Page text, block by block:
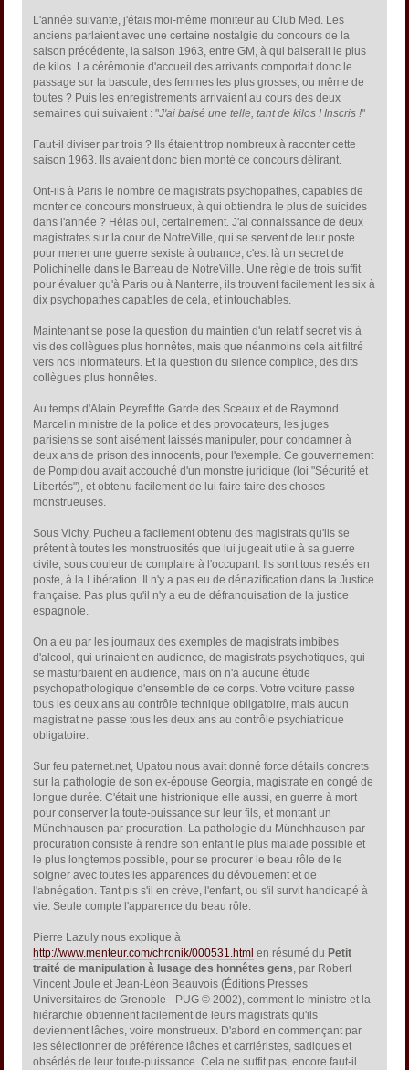
L'année suivante, j'étais moi-même moniteur au Club Med. Les
anciens parlaient avec une certaine nostalgie du concours de la
saison précédente, la saison 1963, entre GM, à qui baiserait le plus
de kilos. La cérémonie d'accueil des arrivants comportait donc le
passage sur la bascule, des femmes les plus grosses, ou même de
toutes ? Puis les enregistrements arrivaient au cours des deux
semaines qui suivaient : "J'ai baisé une telle, tant de kilos ! Inscris !"
Faut-il diviser par trois ? Ils étaient trop nombreux à raconter cette
saison 1963. Ils avaient donc bien monté ce concours délirant.
Ont-ils à Paris le nombre de magistrats psychopathes, capables de
monter ce concours monstrueux, à qui obtiendra le plus de suicides
dans l'année ? Hélas oui, certainement. J'ai connaissance de deux
magistrates sur la cour de NotreVille, qui se servent de leur poste
pour mener une guerre sexiste à outrance, c'est là un secret de
Polichinelle dans le Barreau de NotreVille. Une règle de trois suffit
pour évaluer qu'à Paris ou à Nanterre, ils trouvent facilement les six à
dix psychopathes capables de cela, et intouchables.
Maintenant se pose la question du maintien d'un relatif secret vis à
vis des collègues plus honnêtes, mais que néanmoins cela ait filtré
vers nos informateurs. Et la question du silence complice, des dits
collègues plus honnêtes.
Au temps d'Alain Peyrefitte Garde des Sceaux et de Raymond
Marcelin ministre de la police et des provocateurs, les juges
parisiens se sont aisément laissés manipuler, pour condamner à
deux ans de prison des innocents, pour l'exemple. Ce gouvernement
de Pompidou avait accouché d'un monstre juridique (loi "Sécurité et
Libertés"), et obtenu facilement de lui faire faire des choses
monstrueuses.
Sous Vichy, Pucheu a facilement obtenu des magistrats qu'ils se
prêtent à toutes les monstruosités que lui jugeait utile à sa guerre
civile, sous couleur de complaire à l'occupant. Ils sont tous restés en
poste, à la Libération. Il n'y a pas eu de dénazification dans la Justice
française. Pas plus qu'il n'y a eu de défranquisation de la justice
espagnole.
On a eu par les journaux des exemples de magistrats imbibés
d'alcool, qui urinaient en audience, de magistrats psychotiques, qui
se masturbaient en audience, mais on n'a aucune étude
psychopathologique d'ensemble de ce corps. Votre voiture passe
tous les deux ans au contrôle technique obligatoire, mais aucun
magistrat ne passe tous les deux ans au contrôle psychiatrique
obligatoire.
Sur feu paternet.net, Upatou nous avait donné force détails concrets
sur la pathologie de son ex-épouse Georgia, magistrate en congé de
longue durée. C'était une histrionique elle aussi, en guerre à mort
pour conserver la toute-puissance sur leur fils, et montant un
Münchhausen par procuration. La pathologie du Münchhausen par
procuration consiste à rendre son enfant le plus malade possible et
le plus longtemps possible, pour se procurer le beau rôle de le
soigner avec toutes les apparences du dévouement et de
l'abnégation. Tant pis s'il en crève, l'enfant, ou s'il survit handicapé à
vie. Seule compte l'apparence du beau rôle.
Pierre Lazuly nous explique à
http://www.menteur.com/chronik/000531.html en résumé du Petit
traité de manipulation à lusage des honnêtes gens, par Robert
Vincent Joule et Jean-Léon Beauvois (Éditions Presses
Universitaires de Grenoble - PUG © 2002), comment le ministre et la
hiérarchie obtiennent facilement de leurs magistrats qu'ils
deviennent lâches, voire monstrueux. D'abord en commençant par
les sélectionner de préférence lâches et carriéristes, sadiques et
obsédés de leur toute-puissance. Cela ne suffit pas, encore faut-il